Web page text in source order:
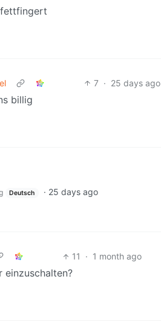
7 · 25 days ago
billig
Deutsch · 25 days ago
11 · 1 month ago
einzuschalten?